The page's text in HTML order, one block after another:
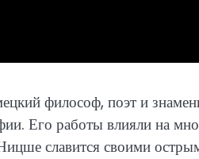
философ, поэт и
Его работы влияли на
славится своими